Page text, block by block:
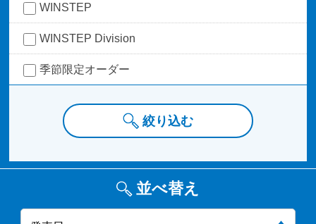
WINSTEP
WINSTEP Division
季節限定オーダー
絞り込む
並べ替え